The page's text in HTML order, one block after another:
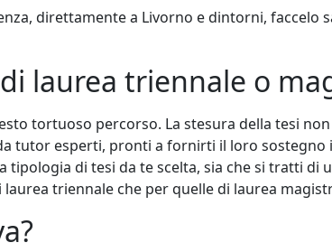
direttamente a Livorno e dintorni, faccelo
laurea triennale o
tortuoso percorso. La stesura della tesi
tutor esperti, pronti a fornirti il loro
di tesi da te scelta, sia che si tratti di
triennale che per quelle di laurea